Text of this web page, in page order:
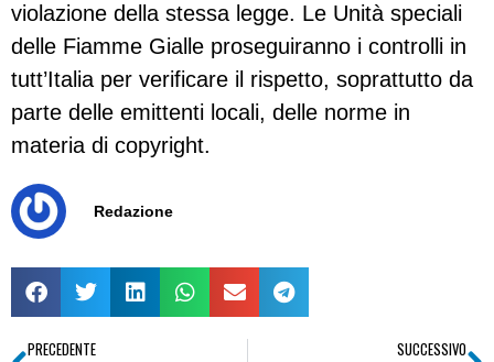
violazione della stessa legge. Le Unità speciali
delle Fiamme Gialle proseguiranno i controlli in
tutt’Italia per verificare il rispetto, soprattutto da
parte delle emittenti locali, delle norme in
materia di copyright.
Redazione
PRECEDENTE SUCCESSIVO